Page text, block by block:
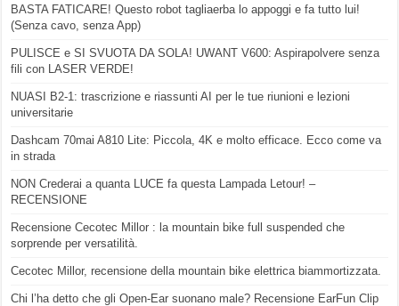
BASTA FATICARE! Questo robot tagliaerba lo appoggi e fa tutto lui!
(Senza cavo, senza App)
PULISCE e SI SVUOTA DA SOLA! UWANT V600: Aspirapolvere senza
fili con LASER VERDE!
NUASI B2-1: trascrizione e riassunti AI per le tue riunioni e lezioni
universitarie
Dashcam 70mai A810 Lite: Piccola, 4K e molto efficace. Ecco come va
in strada
NON Crederai a quanta LUCE fa questa Lampada Letour! –
RECENSIONE
Recensione Cecotec Millor : la mountain bike full suspended che
sorprende per versatilità.
Cecotec Millor, recensione della mountain bike elettrica biammortizzata.
Chi l’ha detto che gli Open-Ear suonano male? Recensione EarFun Clip